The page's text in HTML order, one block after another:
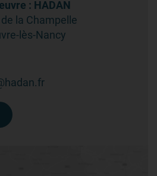
: HADAN
la Champelle
lès-Nancy